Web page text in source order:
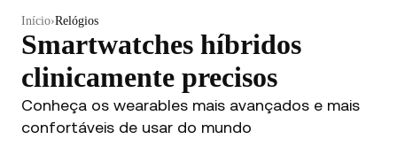
Início Relógios
Smartwatches híbridos
clinicamente precisos
Conheça os wearables mais avançados e mais
confortáveis de usar do mundo